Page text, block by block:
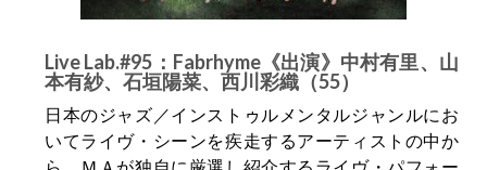
Live Lab.#95：Fabrhyme《出演》中村有里、山
本有紗、石垣陽菜、西川彩織（55）
日本のジャズ／インストゥルメンタルジャンルにお
いてライヴ・シーンを疾走するアーティストの中か